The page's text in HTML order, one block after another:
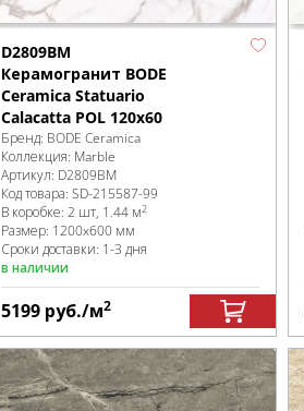
D2809BM
Керамогранит BODE
Ceramica Statuario
Calacatta POL 120x60
Бренд: BODE Ceramica
Коллекция: Marble
Артикул: D2809BM
Код товара:SD-215587-99
В коробке:2 шт, 1.44 м2
Размер: 1200x600 мм
Сроки доставки: 1-3 дня
в наличии
5199 руб./м2